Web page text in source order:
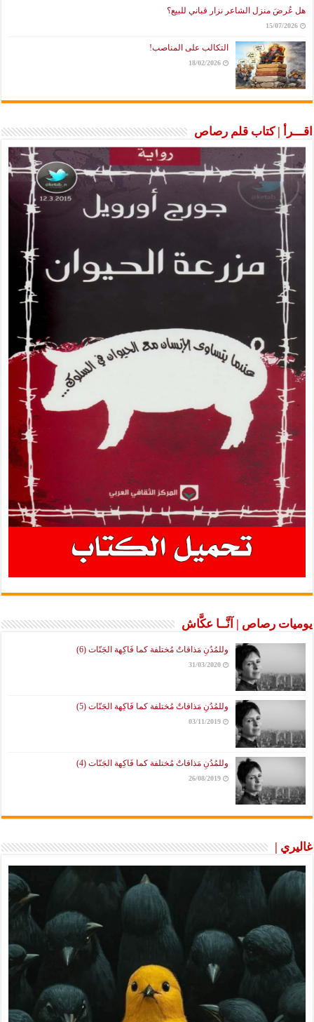
هل عُرضَ منزل الشاعر نزار قباني للبيع؟
15/07/2026
التكالب على المناصب!
18/02/2026
اقـــرأ | كتاب قلم رصاص
يوميات رصاص | آنَّــا عكَّاش
وللمُدُنِ مَذاقاتٌ مُختلفة كما فَاكِهة الجَنّات (6)
31/03/2020
وللمُدُنِ مَذاقاتٌ مُختلفة كما فَاكِهة الجَنّات (5)
03/11/2019
وللمُدُنِ مَذاقاتٌ مُختلفة كما فَاكِهة الجَنّات (4)
26/08/2019
غاليري |